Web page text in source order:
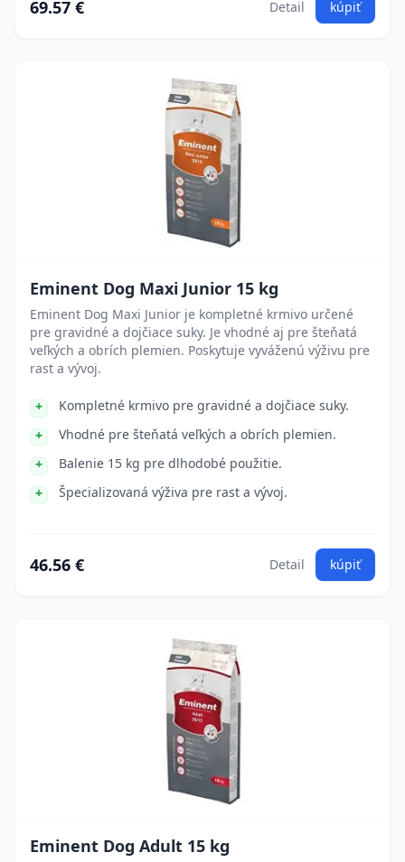
69.57 € Detail kúpiť
Eminent Dog Maxi Junior 15 kg
Eminent Dog Maxi Junior je kompletné krmivo určené
pre gravidné a dojčiace suky. Je vhodné aj pre šteňatá
veľkých a obrích plemien. Poskytuje vyváženú výživu pre
rast a vývoj.
Kompletné krmivo pre gravidné a dojčiace suky.
Vhodné pre šteňatá veľkých a obrích plemien.
Balenie 15 kg pre dlhodobé použitie.
Špecializovaná výživa pre rast a vývoj.
46.56 € Detail kúpiť
Eminent Dog Adult 15 kg